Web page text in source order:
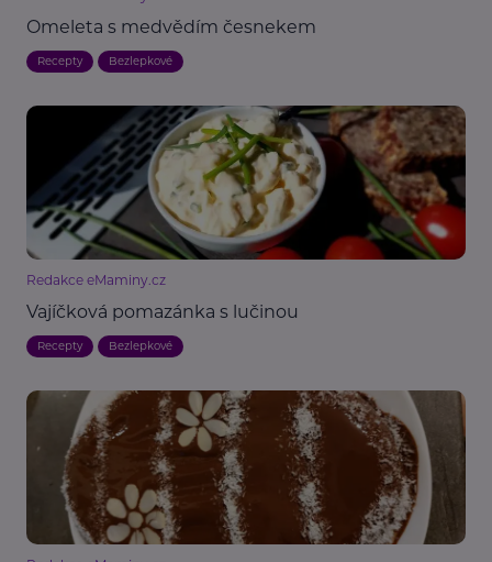
Omeleta s medvědím česnekem
Recepty Bezlepkové
Redakce eMaminy.cz
Vajíčková pomazánka s lučinou
Recepty Bezlepkové